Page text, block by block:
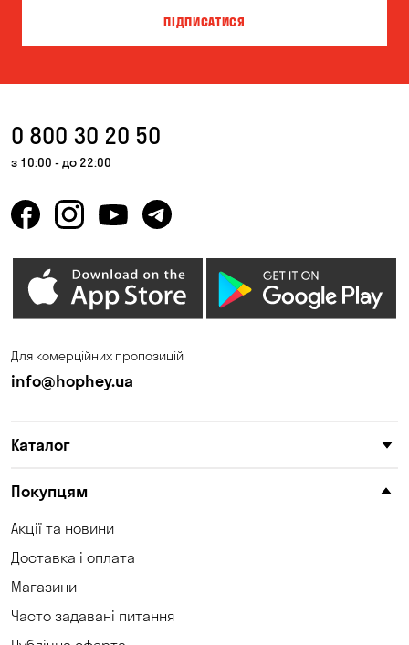
ПІДПИСАТИСЯ
0 800 30 20 50
з 10:00 - до 22:00
Для комерційних пропозицій
info@hophey.ua
Каталог
Покупцям
Акції та новини
Доставка і оплата
Магазини
Часто задавані питання